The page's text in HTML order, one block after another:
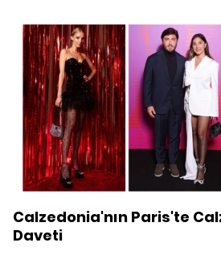
Calzedonia'nın Paris'te
Daveti